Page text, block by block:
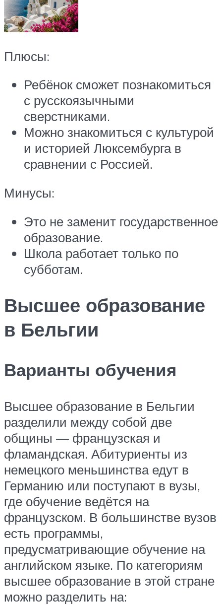
Плюсы:
Ребёнок сможет познакомиться
с русскоязычными
сверстниками.
Можно знакомиться с культурой
и историей Люксембурга в
сравнении с Россией.
Минусы:
Это не заменит государственное
образование.
Школа работает только по
субботам.
Высшее образование
в Бельгии
Варианты обучения
Высшее образование в Бельгии
разделили между собой две
общины — французская и
фламандская. Абитуриенты из
немецкого меньшинства едут в
Германию или поступают в вузы,
где обучение ведётся на
французском. В большинстве вузов
есть программы,
предусматривающие обучение на
английском языке. По категориям
высшее образование в этой стране
можно разделить на: